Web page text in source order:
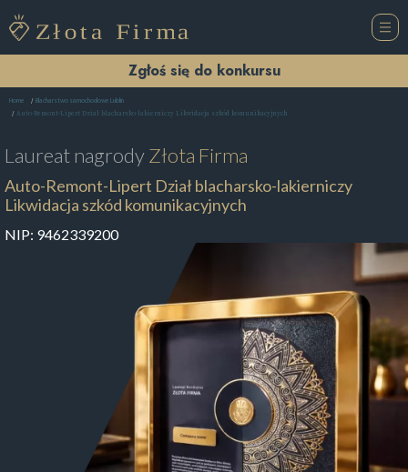
Zgłoś się do konkursu
Home Blacharstwo samochodowe Lublin
Auto-Remont-Lipert Dział blacharsko-lakierniczy Likwidacja szkód komunikacyjnych
Laureat nagrodyZłota Firma
Auto-Remont-Lipert Dział blacharsko-lakierniczy
Likwidacja szkód komunikacyjnych
NIP: 9462339200